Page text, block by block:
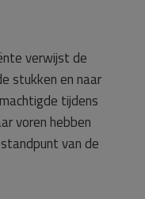
verwijst de
stukken en naar
tijdens
voren hebben
van de